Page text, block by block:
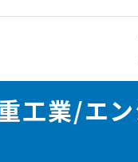
工業/エ